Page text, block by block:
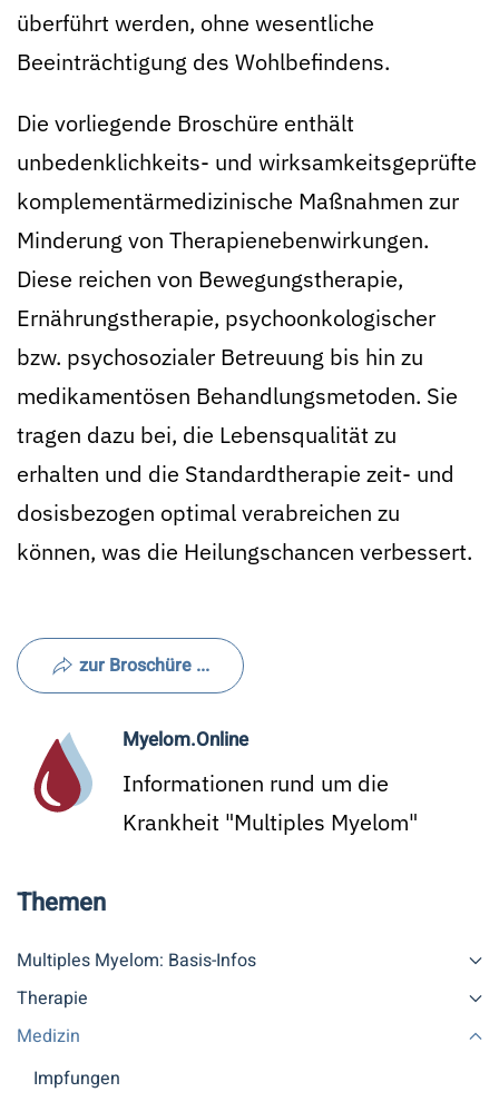
überführt werden, ohne wesentliche
Beeinträchtigung des Wohlbefindens.
Die vorliegende Broschüre enthält
unbedenklichkeits- und wirksamkeitsgeprüfte
komplementärmedizinische Maßnahmen zur
Minderung von Therapienebenwirkungen.
Diese reichen von Bewegungstherapie,
Ernährungstherapie, psychoonkologischer
bzw. psychosozialer Betreuung bis hin zu
medikamentösen Behandlungsmetoden. Sie
tragen dazu bei, die Lebensqualität zu
erhalten und die Standardtherapie zeit- und
dosisbezogen optimal verabreichen zu
können, was die Heilungschancen verbessert.
zur Broschüre ...
Myelom.Online
Informationen rund um die
Krankheit "Multiples Myelom"
Themen
Multiples Myelom: Basis-Infos
Therapie
Medizin
Impfungen